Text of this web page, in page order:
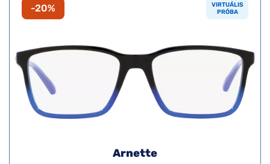
-20%
VIRTUÁLIS
PRÓBA
Arnette